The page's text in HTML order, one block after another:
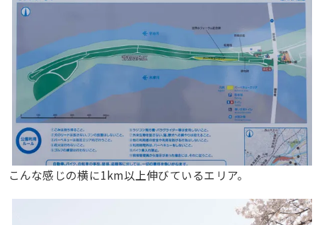
こんな感じの横に1km以上伸びているエリア。